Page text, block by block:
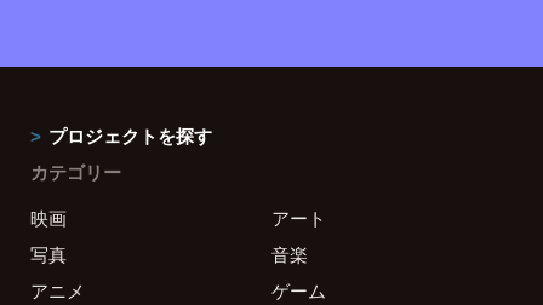
プロジェクトを探す
カテゴリー
映画
アート
写真
音楽
アニメ
ゲーム